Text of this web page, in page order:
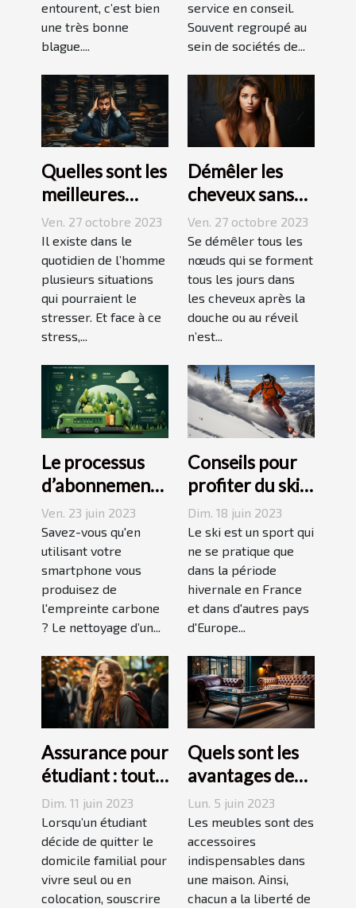
entourent, c’est bien
une très bonne
blague....
service en conseil.
Souvent regroupé au
sein de sociétés de...
Quelles sont les
meilleures
techniques
pour vaincre le
stress ?
Ven. 27 octobre 2023
Il existe dans le
quotidien de l’homme
plusieurs situations
qui pourraient le
stresser. Et face à ce
stress,...
Démêler les
cheveux sans
difficulté et
sans douleur :
comment s’y
prendre ?
Ven. 27 octobre 2023
Se démêler tous les
nœuds qui se forment
tous les jours dans
les cheveux après la
douche ou au réveil
n’est...
Le processus
d’abonnement
et de réduction
de votre
empreinte
carbone avec
un forfait
mobile
Ven. 23 juin 2023
Savez-vous qu'en
utilisant votre
smartphone vous
produisez de
l'empreinte carbone
? Le nettoyage d’un...
Conseils pour
profiter du ski
en juin, juillet,
août ou
septembre
Dim. 18 juin 2023
Le ski est un sport qui
ne se pratique que
dans la période
hivernale en France
et dans d'autres pays
d'Europe...
Assurance pour
étudiant : tout
ce qu’il faut
savoir avant de
choisir
Dim. 11 juin 2023
Lorsqu’un étudiant
décide de quitter le
domicile familial pour
vivre seul ou en
colocation, souscrire
Quels sont les
avantages des
tables basses
industrielles ?
Lun. 5 juin 2023
Les meubles sont des
accessoires
indispensables dans
une maison. Ainsi,
chacun a la liberté de